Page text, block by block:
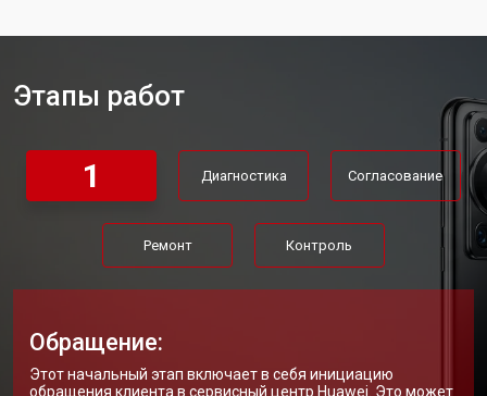
Этапы работ
1 Диагностика Согласование
Ремонт Контроль
Обращение:
Этот начальный этап включает в себя инициацию
обращения клиента в сервисный центр Huawei. Это может